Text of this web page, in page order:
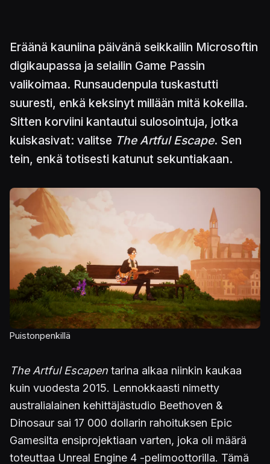
Eräänä kauniina päivänä seikkailin Microsoftin
digikaupassa ja selailin Game Passin
valikoimaa. Runsaudenpula tuskastutti
suuresti, enkä keksinyt millään mitä kokeilla.
Sitten korviini kantautui sulosointuja, jotka
kuiskasivat: valitse The Artful Escape. Sen
tein, enkä totisesti katunut sekuntiakaan.
Kuva
Puistonpenkillä
The Artful Escapen tarina alkaa niinkin kaukaa
kuin vuodesta 2015. Lennokkaasti nimetty
australialainen kehittäjästudio Beethoven &
Dinosaur sai 17 000 dollarin rahoituksen Epic
Gamesilta ensiprojektiaan varten, joka oli määrä
toteuttaa Unreal Engine 4 -pelimoottorilla. Tämä